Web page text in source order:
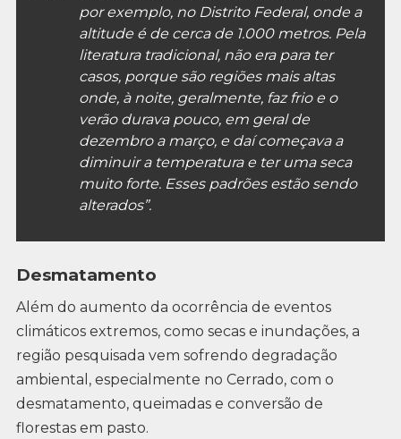
por exemplo, no Distrito Federal, onde a
altitude é de cerca de 1.000 metros. Pela
literatura tradicional, não era para ter
casos, porque são regiões mais altas
onde, à noite, geralmente, faz frio e o
verão durava pouco, em geral de
dezembro a março, e daí começava a
diminuir a temperatura e ter uma seca
muito forte. Esses padrões estão sendo
alterados”.
Desmatamento
Além do aumento da ocorrência de eventos
climáticos extremos, como secas e inundações, a
região pesquisada vem sofrendo degradação
ambiental, especialmente no Cerrado, com o
desmatamento, queimadas e conversão de
florestas em pasto.